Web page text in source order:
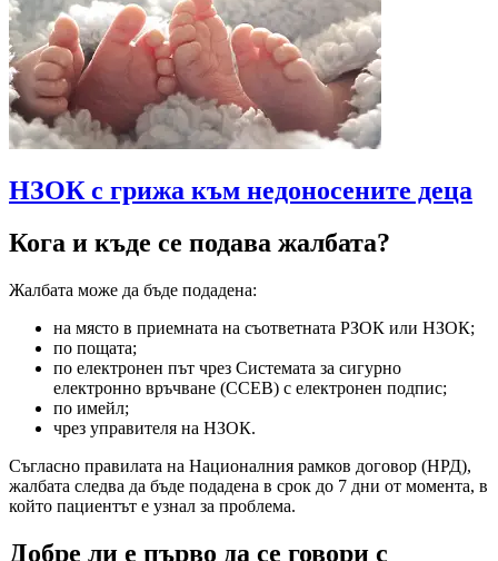
НЗОК с грижа към недоносените деца
Кога и къде се подава жалбата?
Жалбата може да бъде подадена:
на място в приемната на съответната РЗОК или НЗОК;
по пощата;
по електронен път чрез Системата за сигурно
електронно връчване (ССЕВ) с електронен подпис;
по имейл;
чрез управителя на НЗОК.
Съгласно правилата на Националния рамков договор (НРД),
жалбата следва да бъде подадена в срок до 7 дни от момента, в
който пациентът е узнал за проблема.
Добре ли е първо да се говори с